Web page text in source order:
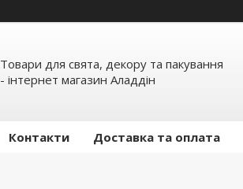
Товари для свята, декору та пакування
- інтернет магазин Аладдін
Контакти Доставка та оплата